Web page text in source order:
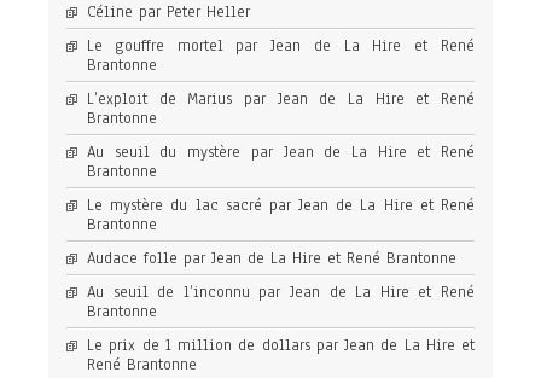
Céline par Peter Heller
Le gouffre mortel par Jean de La Hire et René
Brantonne
L’exploit de Marius par Jean de La Hire et René
Brantonne
Au seuil du mystère par Jean de La Hire et René
Brantonne
Le mystère du lac sacré par Jean de La Hire et René
Brantonne
Audace folle par Jean de La Hire et René Brantonne
Au seuil de l’inconnu par Jean de La Hire et René
Brantonne
Le prix de 1 million de dollars par Jean de La Hire et
René Brantonne